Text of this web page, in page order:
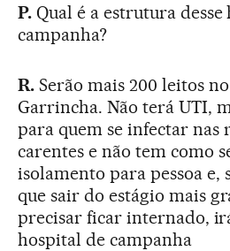
P. Qual é a estrutura
campanha?
R. Serão mais 200 leitos
Garrincha. Não terá UTI,
para quem se infectar nas
carentes e não tem como
isolamento para pessoa e,
que sair do estágio mais
precisar ficar internado,
hospital de campanha